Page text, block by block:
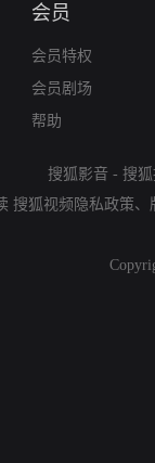
会员
会员特权
会员剧场
帮助
搜狐影音 - 搜
搜狐视频隐私政策、